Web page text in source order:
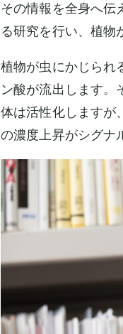
その情報を全身へ伝
る研究を行い、植物
植物が虫にかじられ
ン酸が流出します。
体は活性化しますが
の濃度上昇がシグナ